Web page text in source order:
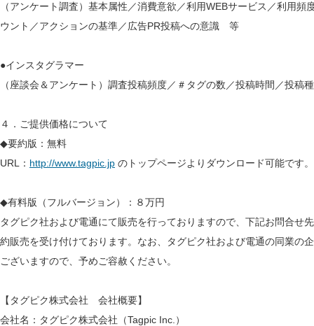
（アンケート調査）基本属性／消費意欲／利用WEBサービス／利用
ウント／アクションの基準／広告PR投稿への意識 等
●インスタグラマー
（座談会＆アンケート）調査投稿頻度／＃タグの数／投稿時間／投
４．ご提供価格について
◆要約版：無料
URL： http://www.tagpic.jp のトップページよりダウンロード可能です。
◆有料版（フルバージョン）：８万円
タグピク社および電通にて販売を行っておりますので、下記お問合せ
約販売を受け付けております。なお、タグピク社および電通の同業の
ございますので、予めご容赦ください。
【タグピク株式会社 会社概要】
会社名：タグピク株式会社（Tagpic Inc.）